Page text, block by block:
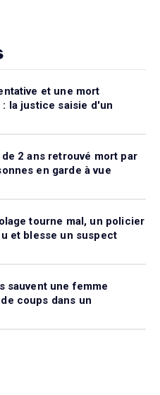
et une mort
la justice saisie d'un
2 ans retrouvé mort par
en garde à vue
tourne mal, un policier
et blesse un suspect
sauvent une femme
coups dans un